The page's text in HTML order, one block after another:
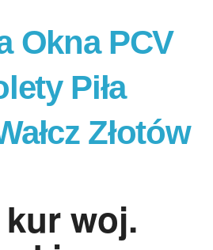
Okna PCV
Piła
Złotów
woj.